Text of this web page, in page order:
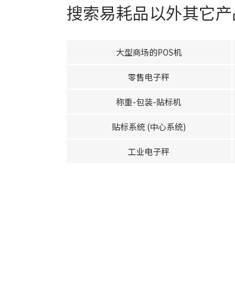
搜索易耗品以外其它
大型商场的POS机
零售电子秤
称重-包装-贴标机
贴标系统 (中心系统)
工业电子秤